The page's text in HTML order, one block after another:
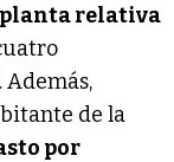
relativa
de la
por